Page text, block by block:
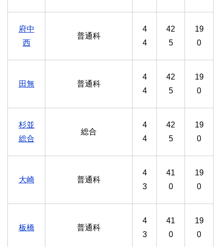
府中
西
普通科
4
4
42
5
19
0
田無 普通科
4
4
42
5
19
0
杉並
総合
総合
4
4
42
5
19
0
大崎 普通科
4
3
41
0
19
0
板橋 普通科
4
3
41
0
19
0